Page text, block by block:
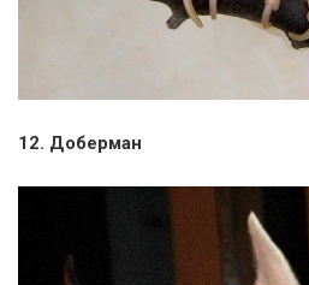
12. Доберман